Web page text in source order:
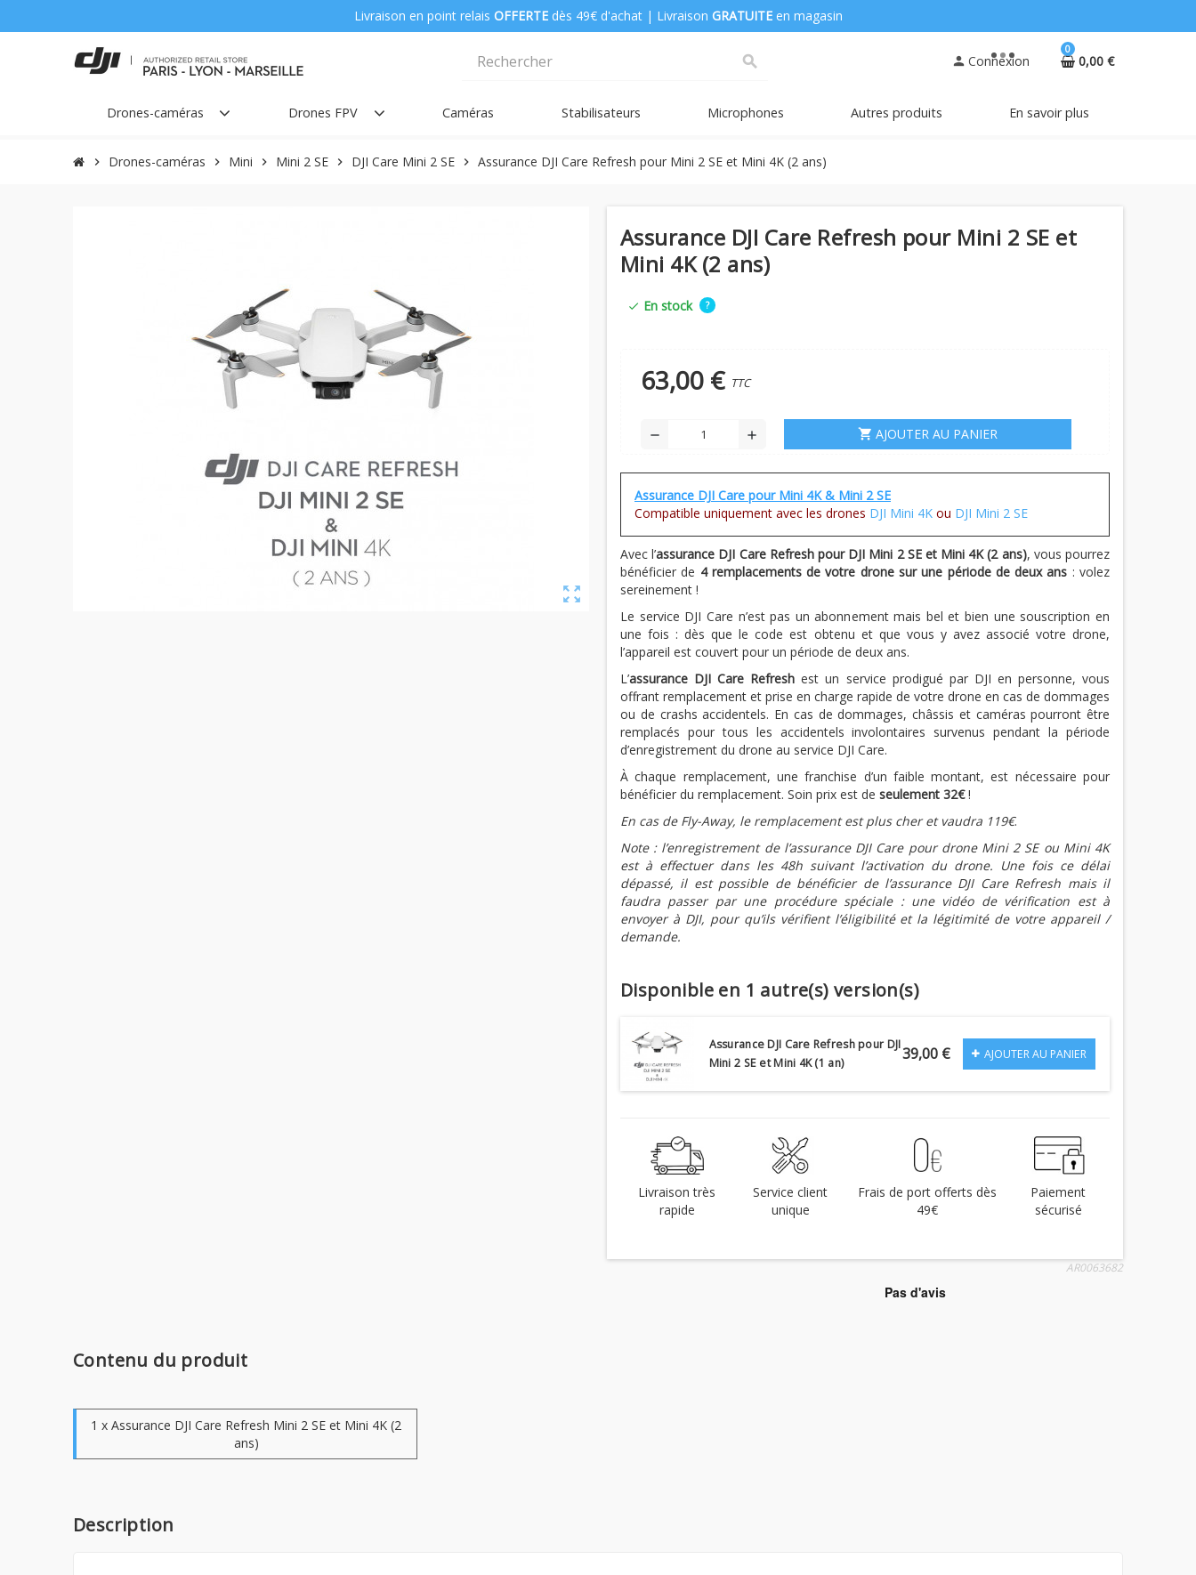
Livraison en point relais OFFERTEdès 49€ d'achat | Livraison GRATUITEen magasin
search person Connexion
0
0,00 €
Drones-caméras Drones FPV Caméras Stabilisateurs Microphones Autres produits En savoir plus
chevron_right Drones-caméras chevron_right Mini chevron_right Mini 2 SE chevron_right DJI Care Mini 2 SE chevron_right Assurance DJI Care Refresh pour Mini 2 SE et Mini 4K (2 ans)
zoom_out_map
Assurance DJI Care Refresh pour Mini 2 SE et
Mini 4K (2 ans)
check En stock ?
63,00 € TTC
remove add shopping_cart AJOUTER AU PANIER
Assurance DJI Care pour Mini 4K & Mini 2 SE
Compatible uniquement avec les drones DJI Mini 4K ou DJI Mini 2 SE
Avec l’assurance DJI Care Refresh pour DJI Mini 2 SE et Mini 4K(2 ans), vous pourrez
bénéficier de 4 remplacements de votre drone sur une période de deux ans : volez
sereinement !
Le service DJI Care n’est pas un abonnement mais bel et bien une souscription en
une fois : dès que le code est obtenu et que vous y avez associé votre drone,
l’appareil est couvert pour un période de deux ans.
L’assurance DJI Care Refresh est un service prodigué par DJI en personne, vous
offrant remplacement et prise en charge rapide de votre drone en cas de dommages
ou de crashs accidentels. En cas de dommages, châssis et caméras pourront être
remplacés pour tous les accidentels involontaires survenus pendant la période
d’enregistrement du drone au service DJI Care.
À chaque remplacement, une franchise d’un faible montant, est nécessaire pour
bénéficier du remplacement. Soin prix est de seulement 32€!
En cas de Fly-Away, le remplacement est plus cher et vaudra 119€.
Note : l’enregistrement de l’assurance DJI Care pour drone Mini 2 SE ou Mini 4K
est à effectuer dans les 48h suivant l’activation du drone. Une fois ce délai
dépassé, il est possible de bénéficier de l’assurance DJI Care Refresh mais il
faudra passer par une procédure spéciale : une vidéo de vérification est à
envoyer à DJI, pour qu’ils vérifient l’éligibilité et la légitimité de votre appareil /
demande.
Disponible en 1 autre(s) version(s)
Assurance DJI Care Refresh pour DJI
Mini 2 SE et Mini 4K (1 an)
39,00 € AJOUTER AU PANIER
Livraison très
rapide
Service client
unique
Frais de port offerts dès
49€
Paiement
sécurisé
AR0063682
Contenu du produit
1 x Assurance DJI Care Refresh Mini 2 SE et Mini 4K (2
ans)
Description